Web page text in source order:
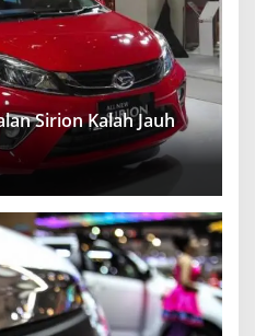
Sirion Kalah Jauh